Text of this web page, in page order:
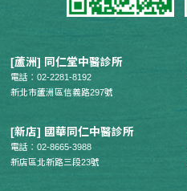
[蘆洲] 同仁堂中醫診所
電話：02-2281-8192
新北市蘆洲區信義路297號
[新店] 國華同仁中醫診所
電話：02-8665-3988
新店區北新路三段23號